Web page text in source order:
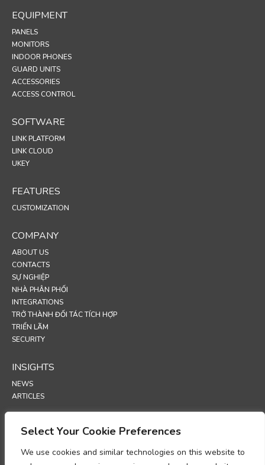
Select Your Cookie Preferences
We use cookies and similar technologies on this website to
EQUIPMENT
PANELS
MONITORS
INDOOR PHONES
GUARD UNITS
ACCESSORIES
ACCESS CONTROL
SOFTWARE
LINK PLATFORM
LINK CLOUD
UKEY
FEATURES
CUSTOMIZATION
COMPANY
ABOUT US
CONTACTS
SỰ NGHIỆP
NHÀ PHÂN PHỐI
INTEGRATIONS
TRỞ THÀNH ĐỐI TÁC TÍCH HỢP
TRIỂN LÃM
SECURITY
INSIGHTS
NEWS
ARTICLES
SUPPORT